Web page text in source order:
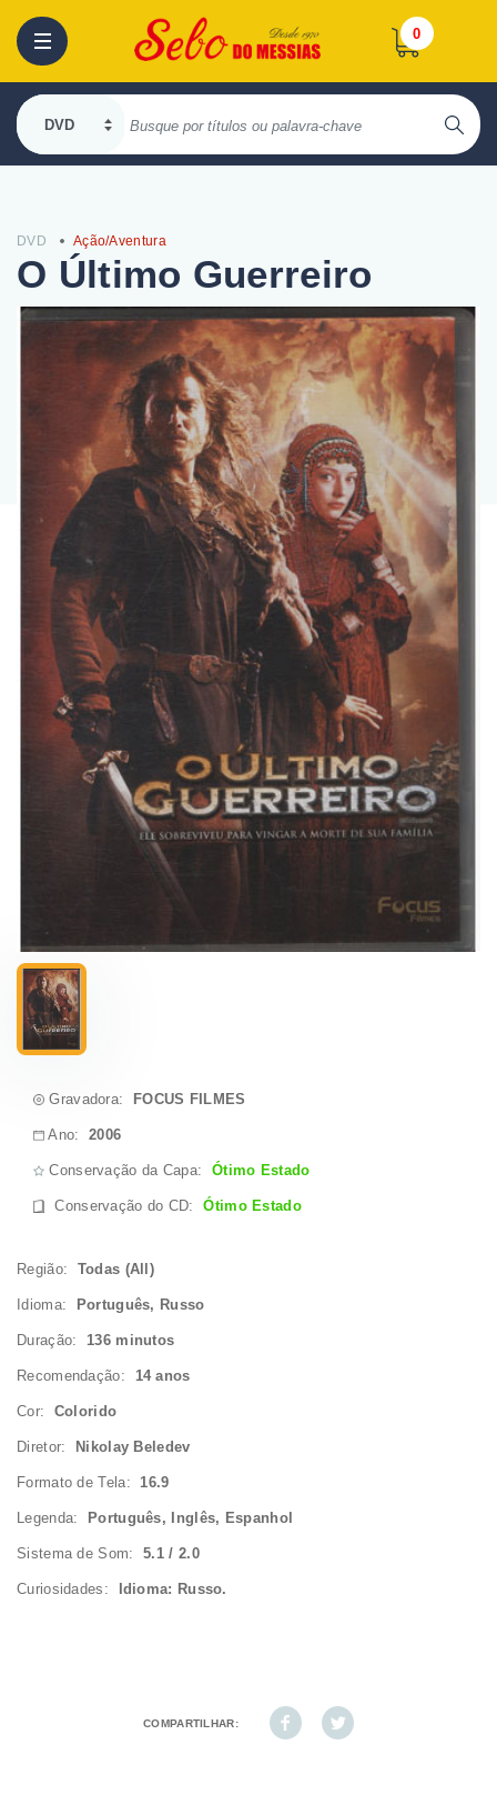
0
DVD Ação/Aventura
O Último Guerreiro
Gravadora: FOCUS FILMES
Ano:2006
Conservação da Capa: Ótimo Estado
Conservação do CD:Ótimo Estado
Região: Todas (All)
Idioma: Português, Russo
Duração: 136 minutos
Recomendação: 14 anos
Cor: Colorido
Diretor: Nikolay Beledev
Formato de Tela: 16.9
Legenda: Português, Inglês, Espanhol
Sistema de Som:5.1 / 2.0
Curiosidades: Idioma: Russo.
COMPARTILHAR: